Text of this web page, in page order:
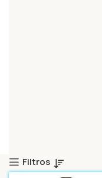
Filtros